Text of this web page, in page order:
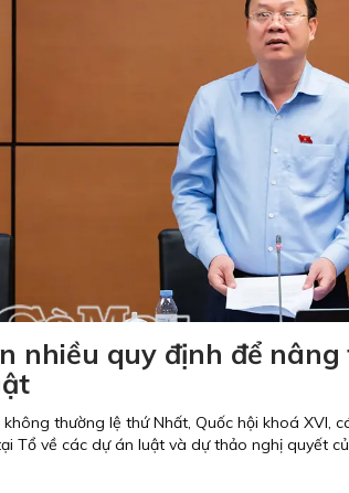
nhiều quy định để nâng
thường lệ thứ Nhất, Quốc hội khoá XVI,
Tổ về các dự án luật và dự thảo nghị quyết
quy định đánh giá
Đồng chí
Nguyễn Hồ
Uỷ viên BCH
Bí thư Tỉnh
ĐBQH tỉnh
tầng trọng điểm